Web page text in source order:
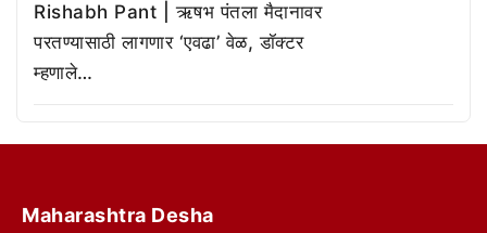
Rishabh Pant | ऋषभ पंतला मैदानावर
परतण्यासाठी लागणार ‘एवढा’ वेळ, डॉक्टर
म्हणाले…
Maharashtra Desha